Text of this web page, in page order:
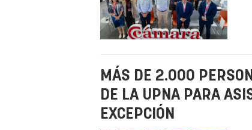
MÁS DE 2.000
DE LA UPNA PARA
EXCEPCIÓN